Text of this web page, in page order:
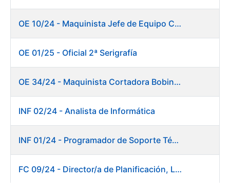
OE 10/24 - Maquinista Jefe de Equipo Corte y Enfajado
OE 01/25 - Oficial 2ª Serigrafía
OE 34/24 - Maquinista Cortadora Bobinadora. Fábrica Papel
INF 02/24 - Analista de Informática
INF 01/24 - Programador de Soporte Técnico
FC 09/24 - Director/a de Planificación, Logística y Almacenes